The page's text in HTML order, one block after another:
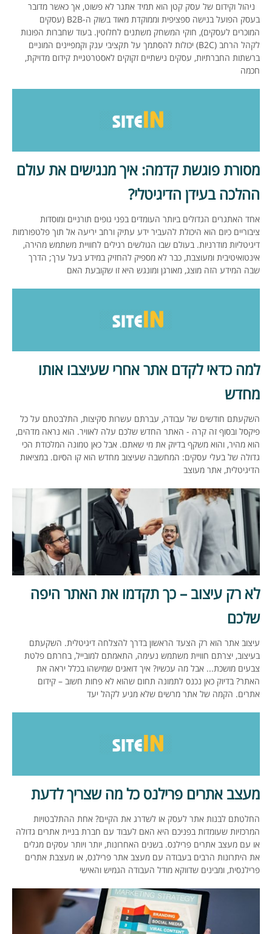
ניהול וקידום של עסק קטן הוא תמיד אתגר לא פשוט, אך כאשר מדובר
בעסק הפועל בנישה ספציפית וממוקדת מאוד בשוק ה-B2B (עסקים
המוכרים לעסקים), חוקי המשחק משתנים לחלוטין. בעוד שחברות הפונות
לקהל הרחב (B2C) יכולות להסתמך על תקציבי ענק וקמפיינים המוניים
ברשתות החברתיות, עסקים נישתיים זקוקים לאסטרטגיית קידום מדויקת,
חכמה
מסורת פוגשת קדמה: איך מנגישים את עולם
ההלכה בעידן הדיגיטלי?
אחד האתגרים הגדולים ביותר העומדים בפני גופים תורניים ומוסדות
ציבוריים כיום הוא היכולת להעביר ידע עתיק ורחב יריעה אל תוך פלטפורמות
דיגיטליות מודרניות. בעולם שבו הגולשים רגילים לחוויית משתמש מהירה,
אינטואיטיבית ומעוצבת, כבר לא מספיק להחזיק במידע בעל ערך; הדרך
שבה המידע הזה מוצג, מאורגן ומונגש היא זו שקובעת האם
למה כדאי לקדם אתר אחרי שעיצבו אותו
מחדש
השקעתם חודשים של עבודה, עברתם עשרות סקיצות, התלבטתם על כל
פיקסל ובסוף זה קרה - האתר החדש שלכם עלה לאוויר. הוא נראה מדהים,
הוא מהיר, והוא משקף בדיוק את מי שאתם. אבל כאן טמונה המלכודת הכי
גדולה של בעלי עסקים: המחשבה שעיצוב מחדש הוא קו הסיום. במציאות
הדיגיטלית, אתר מעוצב
לא רק עיצוב – כך תקדמו את האתר היפה
שלכם
עיצוב אתר הוא רק הצעד הראשון בדרך להצלחה דיגיטלית. השקעתם
בעיצוב, יצרתם חוויית משתמש נעימה, התאמתם למובייל, בחרתם פלטת
צבעים מושכת... אבל מה עכשיו? איך דואגים שמישהו בכלל יראה את
האתר? בדיוק כאן נכנס לתמונה תחום שהוא לא פחות חשוב – קידום
אתרים. הקמה של אתר מרשים שלא מגיע לקהל יעד
מעצב אתרים פרילנס כל מה שצריך לדעת
החלטתם לבנות אתר לעסק או לשדרג את הקיים? אחת ההתלבטויות
המרכזיות שעומדות בפניכם היא האם לעבוד עם חברת בניית אתרים גדולה
או עם מעצב אתרים פרילנס. בשנים האחרונות, יותר ויותר עסקים מגלים
את היתרונות הרבים בעבודה עם מעצב אתר פרילנס, או מעצבת אתרים
פרילנסית, ומבינים שדווקא מודל העבודה הגמיש והאישי